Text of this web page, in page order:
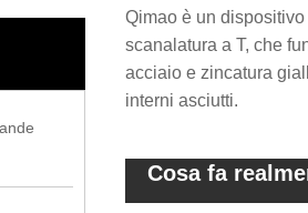
Qimao è un
scanalatura a T, che
acciaio e zincatura
interni asciutti.
Cosa fa